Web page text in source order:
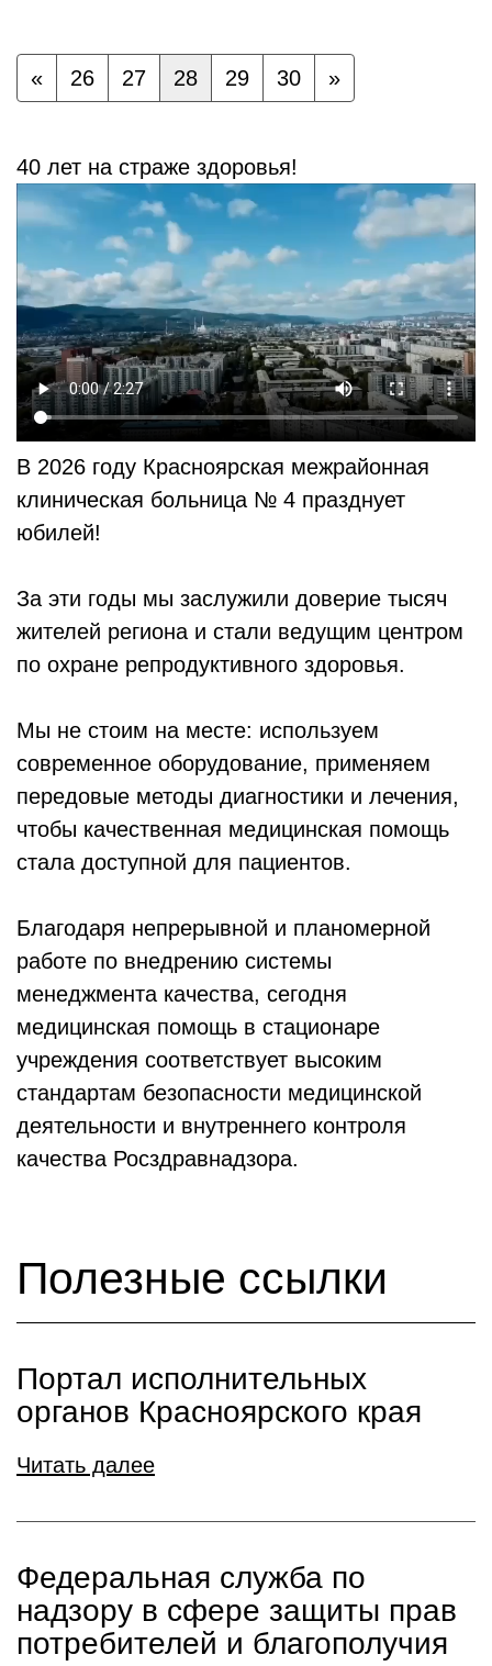
« 26 27 28 29 30 »
40 лет на страже здоровья!
В 2026 году Красноярская межрайонная
клиническая больница № 4 празднует
юбилей!
За эти годы мы заслужили доверие тысяч
жителей региона и стали ведущим центром
по охране репродуктивного здоровья.
Мы не стоим на месте: используем
современное оборудование, применяем
передовые методы диагностики и лечения,
чтобы качественная медицинская помощь
стала доступной для пациентов.
Благодаря непрерывной и планомерной
работе по внедрению системы
менеджмента качества, сегодня
медицинская помощь в стационаре
учреждения соответствует высоким
стандартам безопасности медицинской
деятельности и внутреннего контроля
качества Росздравнадзора.
Полезные ссылки
Портал исполнительных
органов Красноярского края
Читать далее
Федеральная служба по
надзору в сфере защиты прав
потребителей и благополучия